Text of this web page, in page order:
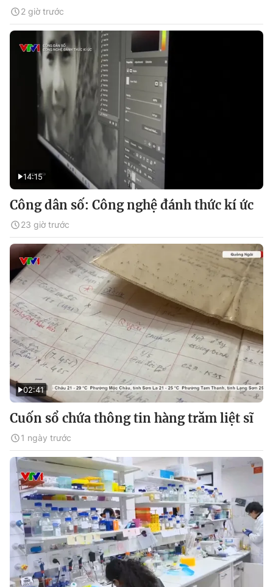
2 giờ trước
14:15
Công dân số: Công nghệ đánh thức kí ức
23 giờ trước
02:41
Cuốn sổ chứa thông tin hàng trăm liệt sĩ
1 ngày trước